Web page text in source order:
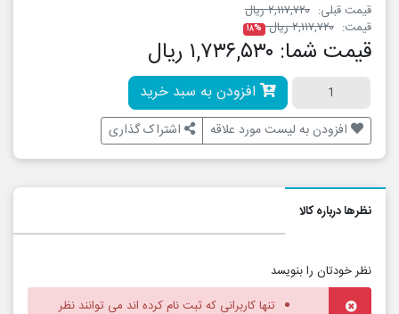
قیمت قبلی: ۲,۱۱۷,۷۲۰ ریال
قیمت: ۲,۱۱۷,۷۲۰ ریال ۱۸%
قیمت شما: ۱,۷۳۶,۵۳۰ ریال
افزودن به سبد خرید
افزودن به لیست مورد علاقه اشتراک گذاری
نظرها درباره کالا
نظر خودتان را بنویسد
تنها کاربرانی که ثبت نام کرده اند می توانند نظر